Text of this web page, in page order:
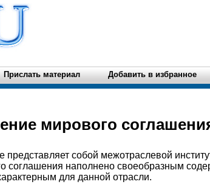
Прислать материал Добавить в избранное
мирового
собой межотраслевой
соглашения наполнено своеобразным
для данной отрасли.